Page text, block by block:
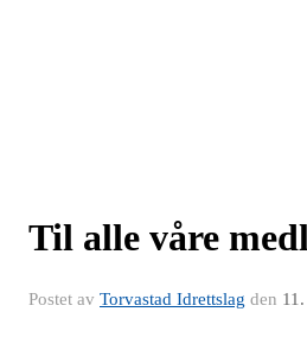
Til alle våre
Postet av Torvastad Idrettslag den